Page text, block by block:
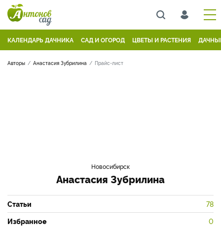
КАЛЕНДАРЬ ДАЧНИКА САД И ОГОРОД ЦВЕТЫ И РАСТЕНИЯ
Авторы Анастасия Зубрилина Прайс-лист
Новосибирск
Анастасия Зубрилина
Статьи 78
Избранное 0